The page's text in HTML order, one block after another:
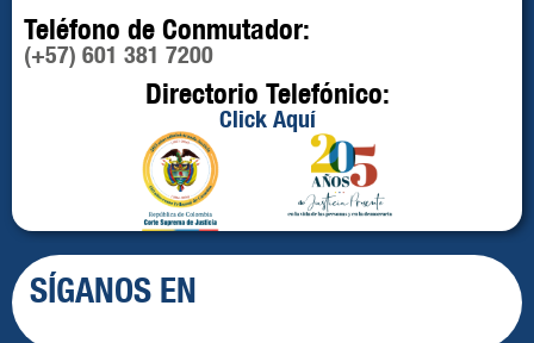
Teléfono de Conmutador:
(+57) 601 381 7200
Directorio Telefónico:
Click Aquí
SÍGANOS EN